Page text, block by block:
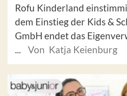
Rofu Kinderland
dem Einstieg der Kids &
GmbH endet das
...
Von Katja Keienburg